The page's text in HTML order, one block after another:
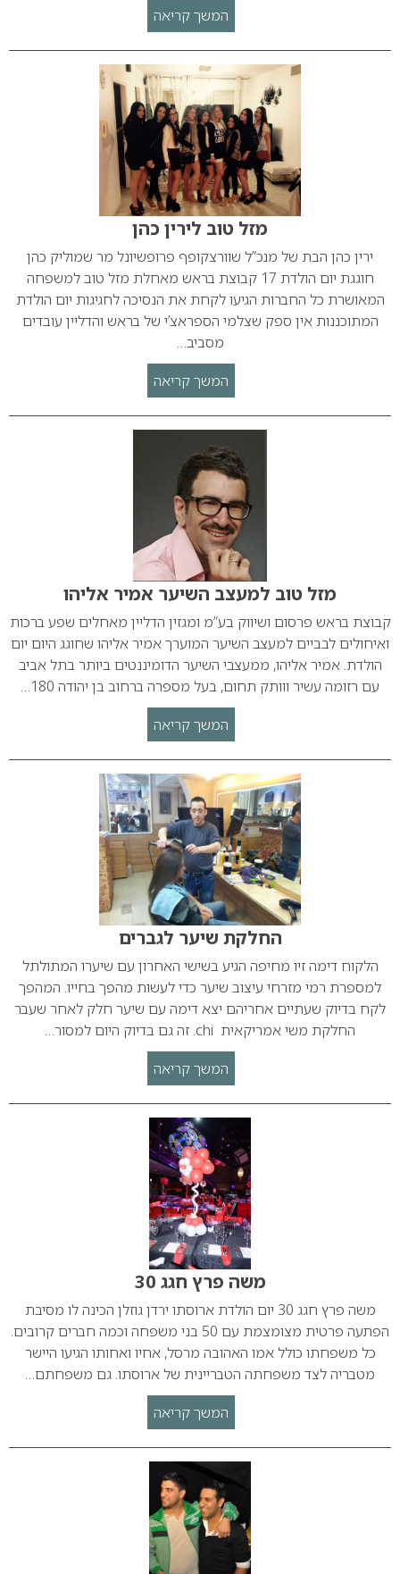
המשך קריאה
מזל טוב לירין כהן
ירין כהן הבת של מנכ”ל שוורצקופף פרופשיונל מר שמוליק כהן
חוגגת יום הולדת 17 קבוצת בראש מאחלת מזל טוב למשפחה
המאושרת כל החברות הגיעו לקחת את הנסיכה לחגיגות יום הולדת
המתוכננות אין ספק שצלמי הספראצ’י של בראש והדליין עובדים
מסביב…
המשך קריאה
מזל טוב למעצב השיער אמיר אליהו
קבוצת בראש פרסום ושיווק בע”מ ומגזין הדליין מאחלים שפע ברכות
ואיחולים לבביים למעצב השיער המוערך אמיר אליהו שחוגג היום יום
הולדת. אמיר אליהו, ממעצבי השיער הדומיננטים ביותר בתל אביב
עם רזומה עשיר ווותק תחום, בעל מספרה ברחוב בן יהודה 180…
המשך קריאה
החלקת שיער לגברים
הלקוח דימה זיו מחיפה הגיע בשישי האחרון עם שיערו המתולתל
למספרת רמי מזרחי עיצוב שיער כדי לעשות מהפך בחייו. המהפך
לקח בדיוק שעתיים אחריהם יצא דימה עם שיער חלק לאחר שעבר
החלקת משי אמריקאית chi. זה גם בדיוק היום למסור…
המשך קריאה
משה פרץ חגג 30
משה פרץ חגג 30 יום הולדת ארוסתו ירדן גוזלן הכינה לו מסיבת
הפתעה פרטית מצומצמת עם 50 בני משפחה וכמה חברים קרובים.
כל משפחתו כולל אמו האהובה מרסל, אחיו ואחותו הגיעו היישר
מטבריה לצד משפחתה הטבריינית של ארוסתו. גם משפחתם…
המשך קריאה